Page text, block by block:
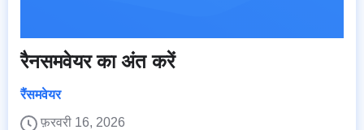
रैनसमवेयर का अंत करें
रैंसमवेयर
फ़रवरी 16, 2026